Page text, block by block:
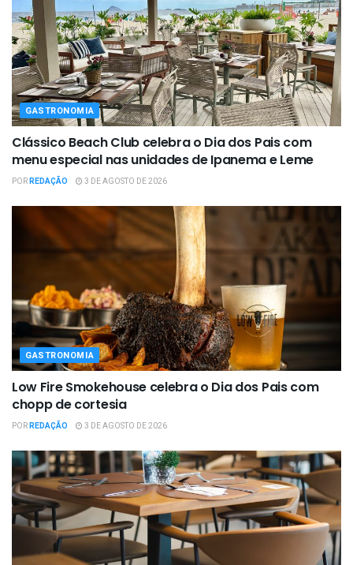
GASTRONOMIA
Clássico Beach Club celebra o Dia dos Pais com
menu especial nas unidades de Ipanema e Leme
PORREDAÇÃO 3 DE AGOSTO DE 2026
GASTRONOMIA
Low Fire Smokehouse celebra o Dia dos Pais com
chopp de cortesia
PORREDAÇÃO 3 DE AGOSTO DE 2026